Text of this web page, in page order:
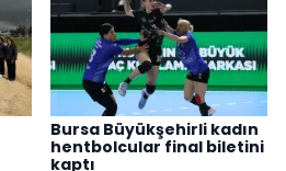
Bursa Büyükşehirli kadın
hentbolcular final biletini
kaptı